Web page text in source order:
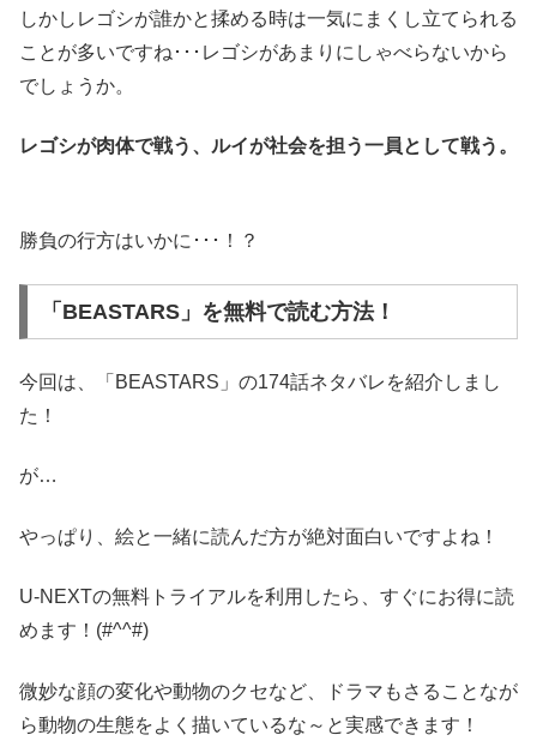
しかしレゴシが誰かと揉める時は一気にまくし立てられる
ことが多いですね･･･レゴシがあまりにしゃべらないから
でしょうか。
レゴシが肉体で戦う、ルイが社会を担う一員として戦う。
勝負の行方はいかに･･･！？
「BEASTARS」を無料で読む方法！
今回は、「BEASTARS」の174話ネタバレを紹介しまし
た！
が…
やっぱり、絵と一緒に読んだ方が絶対面白いですよね！
U-NEXTの無料トライアルを利用したら、すぐにお得に読
めます！(#^^#)
微妙な顔の変化や動物のクセなど、ドラマもさることなが
ら動物の生態をよく描いているな～と実感できます！